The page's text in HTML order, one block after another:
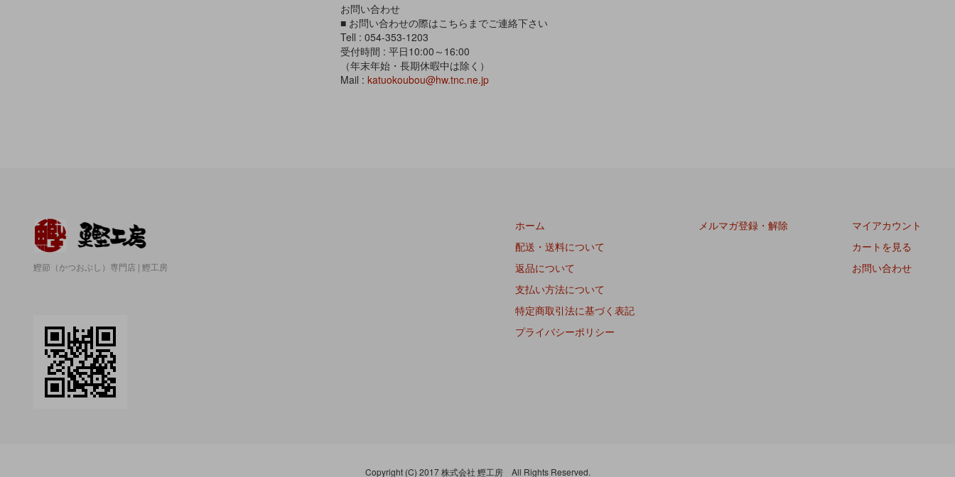
お問い合わせ
■ お問い合わせの際はこちらまでご連絡下さい
Tell : 054-353-1203
受付時間 : 平日10:00～16:00
（年末年始・長期休暇中は除く）
Mail : katuokoubou@hw.tnc.ne.jp
鰹節（かつおぶし）専門店 | 鰹工房
ホーム
配送・送料について
返品について
支払い方法について
特定商取引法に基づく表記
プライバシーポリシー
メルマガ登録・解除
マイアカウント
カートを見る
お問い合わせ
Copyright (C) 2017 株式会社 鰹工房 All Rights Reserved.